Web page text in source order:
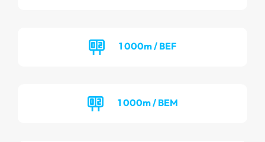
1 000m / BEF
1 000m / BEM